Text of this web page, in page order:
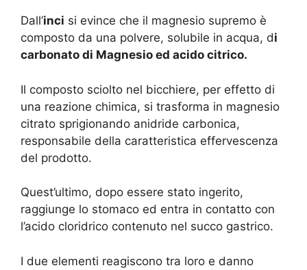
Dall’inci si evince che il magnesio supremo è
composto da una polvere, solubile in acqua, di
carbonato di Magnesio ed acido citrico.
Il composto sciolto nel bicchiere, per effetto di
una reazione chimica, si trasforma in magnesio
citrato sprigionando anidride carbonica,
responsabile della caratteristica effervescenza
del prodotto.
Quest’ultimo, dopo essere stato ingerito,
raggiunge lo stomaco ed entra in contatto con
l’acido cloridrico contenuto nel succo gastrico.
I due elementi reagiscono tra loro e danno